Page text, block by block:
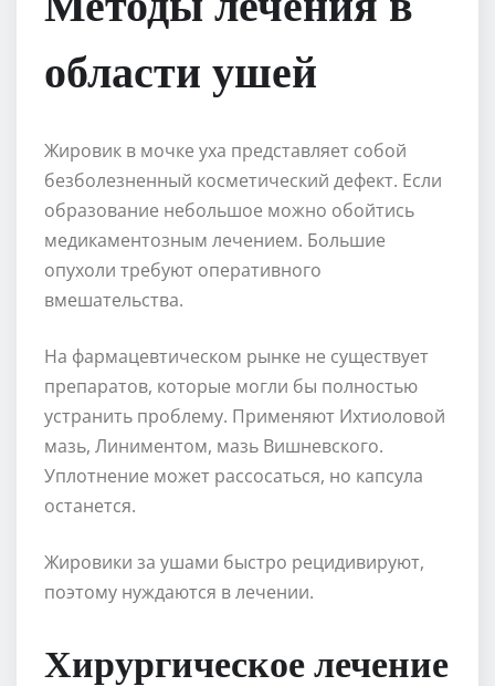
области ушей
Жировик в мочке уха представляет собой
безболезненный косметический дефект. Если
образование небольшое можно обойтись
медикаментозным лечением. Большие
опухоли требуют оперативного
вмешательства.
На фармацевтическом рынке не существует
препаратов, которые могли бы полностью
устранить проблему. Применяют Ихтиоловой
мазь, Линиментом, мазь Вишневского.
Уплотнение может рассосаться, но капсула
останется.
Жировики за ушами быстро рецидивируют,
поэтому нуждаются в лечении.
Хирургическое лечение